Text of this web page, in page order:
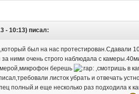
- 10:13) писал:
был на нас протестирован.Сдавали
ними очень строго наблюдала с
берешь
,смотришь в
листок убрать и отвечать
полный.и еще несколько раз подходила